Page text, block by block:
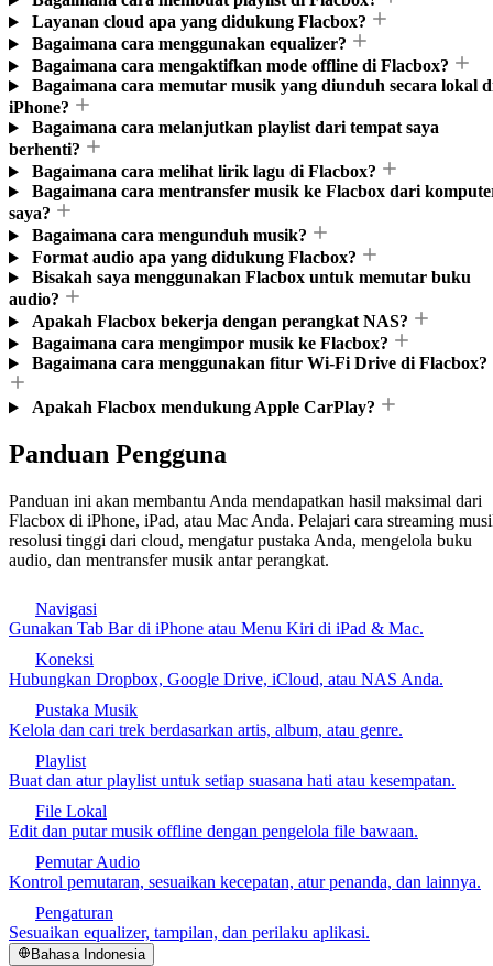
Layanan cloud apa yang didukung Flacbox?
Bagaimana cara menggunakan equalizer?
Bagaimana cara mengaktifkan mode offline di Flacbox?
Bagaimana cara memutar musik yang diunduh secara lokal
iPhone?
Bagaimana cara melanjutkan playlist dari tempat saya
berhenti?
Bagaimana cara melihat lirik lagu di Flacbox?
Bagaimana cara mentransfer musik ke Flacbox dari
saya?
Bagaimana cara mengunduh musik?
Format audio apa yang didukung Flacbox?
Bisakah saya menggunakan Flacbox untuk memutar buku
audio?
Apakah Flacbox bekerja dengan perangkat NAS?
Bagaimana cara mengimpor musik ke Flacbox?
Bagaimana cara menggunakan fitur Wi-Fi Drive di Flacbox?
Apakah Flacbox mendukung Apple CarPlay?
Panduan Pengguna
Panduan ini akan membantu Anda mendapatkan hasil maksimal dari
Flacbox di iPhone, iPad, atau Mac Anda. Pelajari cara streaming
resolusi tinggi dari cloud, mengatur pustaka Anda, mengelola buku
audio, dan mentransfer musik antar perangkat.
Navigasi
Gunakan Tab Bar di iPhone atau Menu Kiri di iPad & Mac.
Koneksi
Hubungkan Dropbox, Google Drive, iCloud, atau NAS Anda.
Pustaka Musik
Kelola dan cari trek berdasarkan artis, album, atau genre.
Playlist
Buat dan atur playlist untuk setiap suasana hati atau kesempatan.
File Lokal
Edit dan putar musik offline dengan pengelola file bawaan.
Pemutar Audio
Kontrol pemutaran, sesuaikan kecepatan, atur penanda, dan lainnya.
Pengaturan
Sesuaikan equalizer, tampilan, dan perilaku aplikasi.
Bahasa Indonesia